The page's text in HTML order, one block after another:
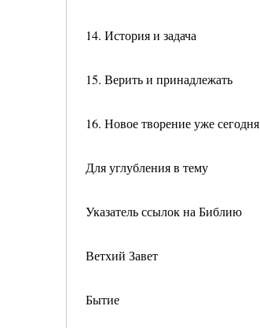
14. История и задача
15. Верить и принадлежать
16. Новое творение уже сегодня
Для углубления в тему
Указатель ссылок на Библию
Ветхий Завет
Бытие